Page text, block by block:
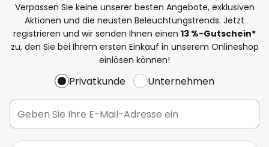
Verpassen Sie keine unserer besten Angebote, exklusiven
Aktionen und die neusten Beleuchtungstrends. Jetzt
registrieren und wir senden Ihnen einen 13 %-Gutschein*
zu, den Sie bei Ihrem ersten Einkauf in unserem Onlineshop
einlösen können!
Privatkunde Unternehmen